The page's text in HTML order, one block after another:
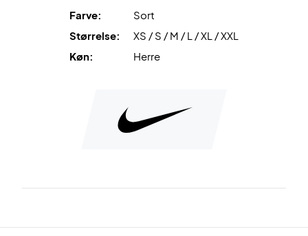
Farve:
Sort
Størrelse:
XS / S / M / L / XL / XXL
Køn:
Herre